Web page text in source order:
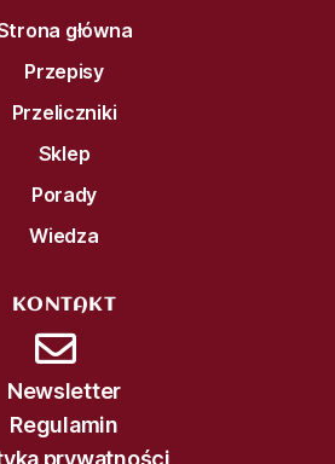
główna
Przepisy
Przeliczniki
Sklep
Porady
Wiedza
KONTAKT
Newsletter
Regulamin
prywatności